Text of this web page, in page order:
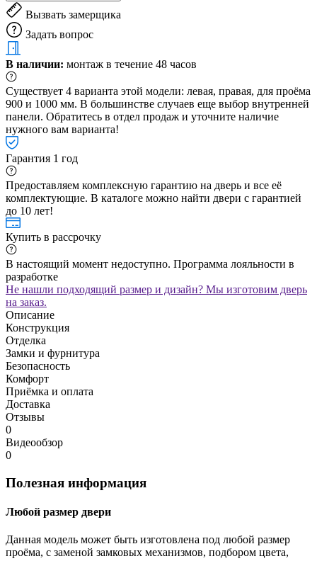
Вызвать замерщика
Задать вопрос
В наличии: монтаж в течение 48 часов
Существует 4 варианта этой модели: левая, правая, для проёма
900 и 1000 мм. В большинстве случаев еще выбор внутренней
панели. Обратитесь в отдел продаж и уточните наличие
нужного вам варианта!
Гарантия 1 год
Предоставляем комплексную гарантию на дверь и все её
комплектующие. В каталоге можно найти двери с гарантией
до 10 лет!
Купить в рассрочку
В настоящий момент недоступно. Программа лояльности в
разработке
Не нашли подходящий размер и дизайн? Мы изготовим дверь
на заказ.
Описание
Конструкция
Отделка
Замки и фурнитура
Безопасность
Комфорт
Приёмка и оплата
Доставка
Отзывы
0
Видеообзор
0
Полезная информация
Любой размер двери
Данная модель может быть изготовлена под любой размер
проёма, с заменой замковых механизмов, подбором цвета,